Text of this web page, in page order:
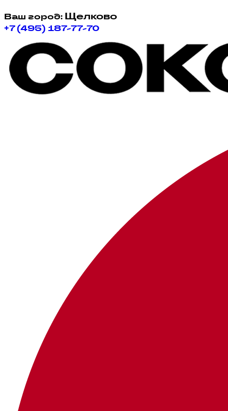
Ваш город: Щелково
+7 (495) 187-77-70